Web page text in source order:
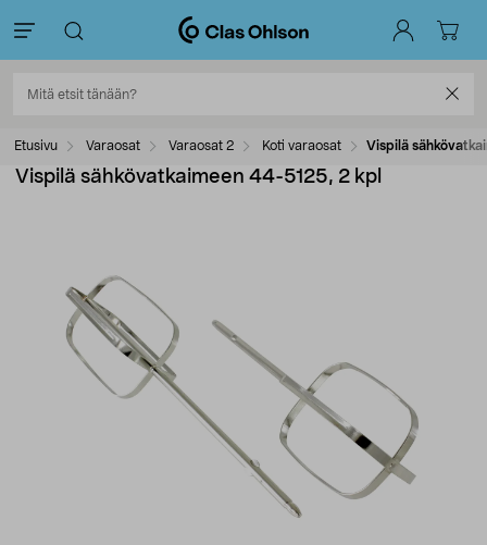
Etusivu Varaosat Varaosat 2 Koti varaosat Vispilä
Vispilä sähkövatkaimeen 44-5125, 2 kpl